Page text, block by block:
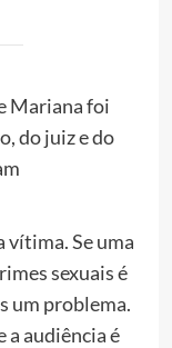
Mariana foi
do juiz e do
vítima. Se uma
sexuais é
um problema.
a audiência é